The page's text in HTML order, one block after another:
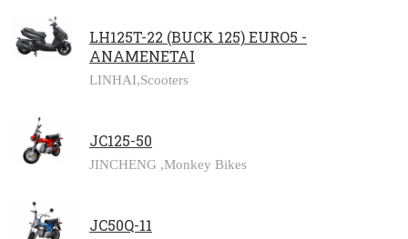
LH125T-22 (BUCK 125) EURO5 -
ΑΝΑΜΕΝΕΤΑΙ
LINHAI,Scooters
JC125-50
JINCHENG ,Monkey Bikes
JC50Q-11